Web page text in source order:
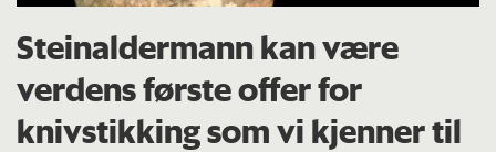
Steinaldermann kan være
verdens første offer for
knivstikking som vi kjenner til